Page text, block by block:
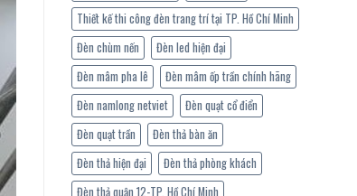
Thiết kế thi công đèn trang trí tại TP. Hồ Chí Minh
Đèn chùm nến
Đèn led hiện đại
Đèn mâm pha lê
Đèn mâm ốp trần chính hãng
Đèn namlong netviet
Đèn quạt cổ điển
Đèn quạt trần
Đèn thả bàn ăn
Đèn thả hiện đại
Đèn thả phòng khách
Đèn thả quận 12-TP. Hồ Chí Minh